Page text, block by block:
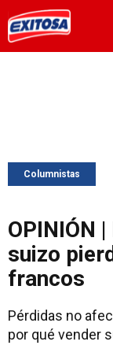
Columnistas
OPINIÓN
suizo
francos
Pérdidas no
por qué vender